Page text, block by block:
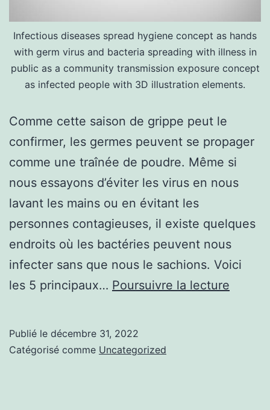
Infectious diseases spread hygiene concept as hands
with germ virus and bacteria spreading with illness in
public as a community transmission exposure concept
as infected people with 3D illustration elements.
Comme cette saison de grippe peut le
confirmer, les germes peuvent se propager
comme une traînée de poudre. Même si
nous essayons d’éviter les virus en nous
lavant les mains ou en évitant les
personnes contagieuses, il existe quelques
endroits où les bactéries peuvent nous
infecter sans que nous le sachions. Voici
les 5 principaux… Poursuivre la lecture
Publié le décembre 31, 2022
Catégorisé comme Uncategorized